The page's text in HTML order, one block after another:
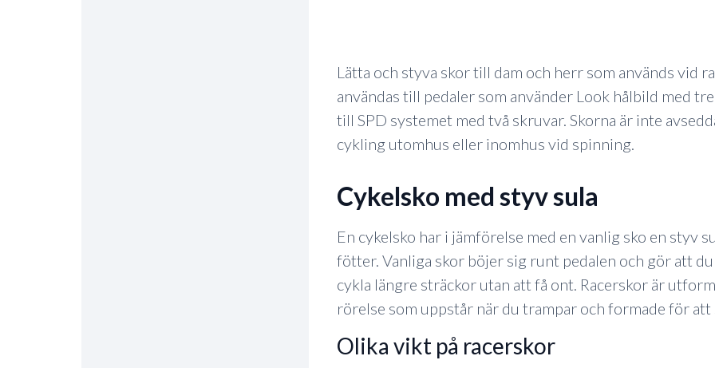
Lätta och styva skor till dam och herr som används vid
användas till pedaler som använder Look hålbild med
till SPD systemet med två skruvar. Skorna är inte
cykling utomhus eller inomhus vid spinning.
cykelsko med styv sula
En cykelsko har i jämförelse med en vanlig sko en styv
fötter. Vanliga skor böjer sig runt pedalen och gör att
cykla längre sträckor utan att få ont. Racerskor är
rörelse som uppstår när du trampar och formade för
olika vikt på racerskor